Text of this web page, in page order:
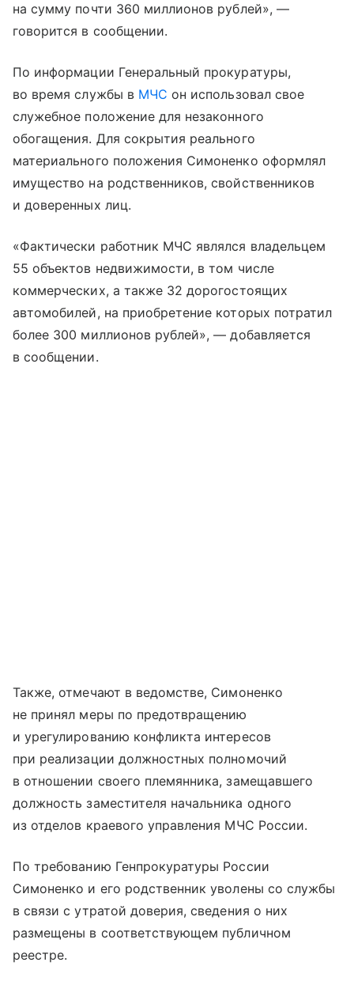
на сумму почти 360 миллионов рублей», —
говорится в сообщении.
По информации Генеральный прокуратуры,
во время службы в МЧС он использовал свое
служебное положение для незаконного
обогащения. Для сокрытия реального
материального положения Симоненко оформлял
имущество на родственников, свойственников
и доверенных лиц.
«Фактически работник МЧС являлся владельцем
55 объектов недвижимости, в том числе
коммерческих, а также 32 дорогостоящих
автомобилей, на приобретение которых потратил
более 300 миллионов рублей», — добавляется
в сообщении.
Также, отмечают в ведомстве, Симоненко
не принял меры по предотвращению
и урегулированию конфликта интересов
при реализации должностных полномочий
в отношении своего племянника, замещавшего
должность заместителя начальника одного
из отделов краевого управления МЧС России.
По требованию Генпрокуратуры России
Симоненко и его родственник уволены со службы
в связи с утратой доверия, сведения о них
размещены в соответствующем публичном
реестре.